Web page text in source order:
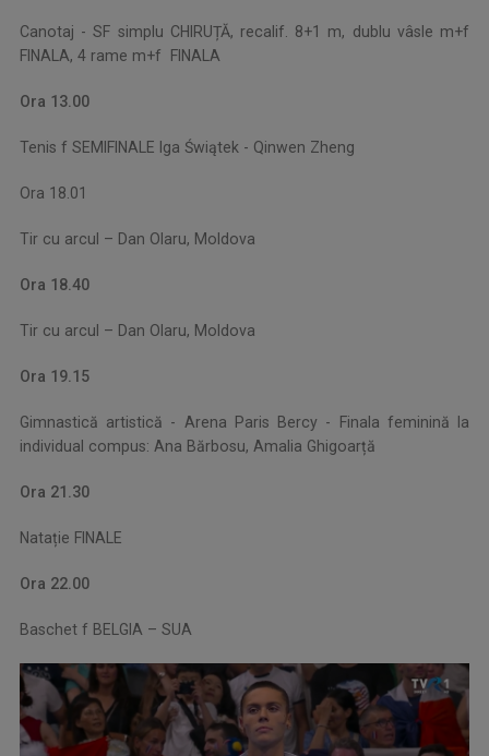
Canotaj - SF simplu CHIRUȚĂ, recalif. 8+1 m, dublu vâsle m+f
FINALA, 4 rame m+f FINALA
Ora 13.00
Tenis f SEMIFINALE Iga Świątek - Qinwen Zheng
Ora 18.01
Tir cu arcul – Dan Olaru, Moldova
Ora 18.40
Tir cu arcul – Dan Olaru, Moldova
Ora 19.15
Gimnastică artistică - Arena Paris Bercy - Finala feminină la
individual compus: Ana Bărbosu, Amalia Ghigoarță
Ora 21.30
Natație FINALE
Ora 22.00
Baschet f BELGIA – SUA